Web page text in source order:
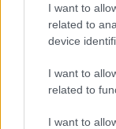
I want to
related to
device
I want to
related to
I want to
Helyi hírek